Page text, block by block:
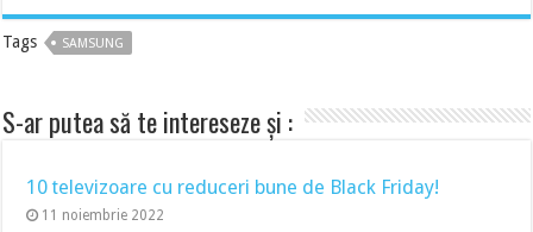
Tags SAMSUNG
S-ar putea să te intereseze și :
10 televizoare cu reduceri bune de Black Friday!
11 noiembrie 2022